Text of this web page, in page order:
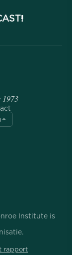
1973
Institute is
rapport